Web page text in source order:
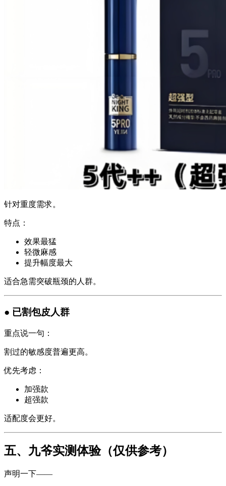
针对重度需求。
特点：
效果最猛
轻微麻感
提升幅度最大
适合急需突破瓶颈的人群。
● 已割包皮人群
重点说一句：
割过的敏感度普遍更高。
优先考虑：
加强款
超强款
适配度会更好。
五、九爷实测体验（仅供参考）
声明一下——